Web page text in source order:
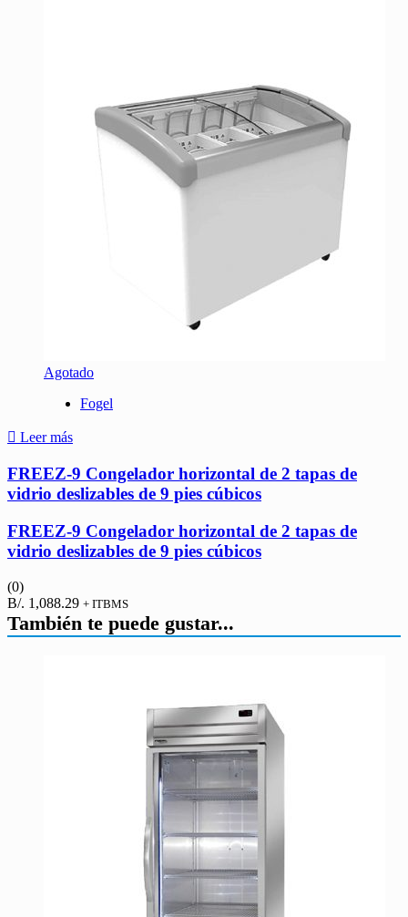
Agotado
Fogel
Leer más
FREEZ-9 Congelador horizontal de 2 tapas de
vidrio deslizables de 9 pies cúbicos
FREEZ-9 Congelador horizontal de 2 tapas de
vidrio deslizables de 9 pies cúbicos
(0)
B/. 1,088.29 + ITBMS
También te puede gustar...